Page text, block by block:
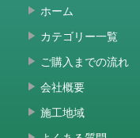
ホーム
カテゴリー一覧
ご購入までの流れ
会社概要
施工地域